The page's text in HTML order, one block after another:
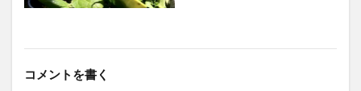
コメントを書く